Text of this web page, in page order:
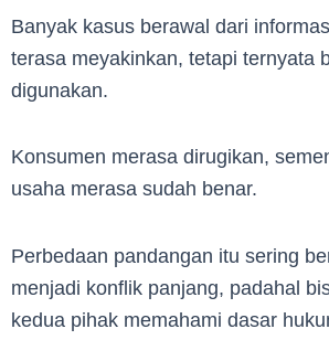
Banyak kasus berawal dari
terasa meyakinkan, tetapi ternyata
digunakan.
Konsumen merasa dirugikan,
usaha merasa sudah benar.
Perbedaan pandangan itu sering
menjadi konflik panjang, padahal
kedua pihak memahami dasar